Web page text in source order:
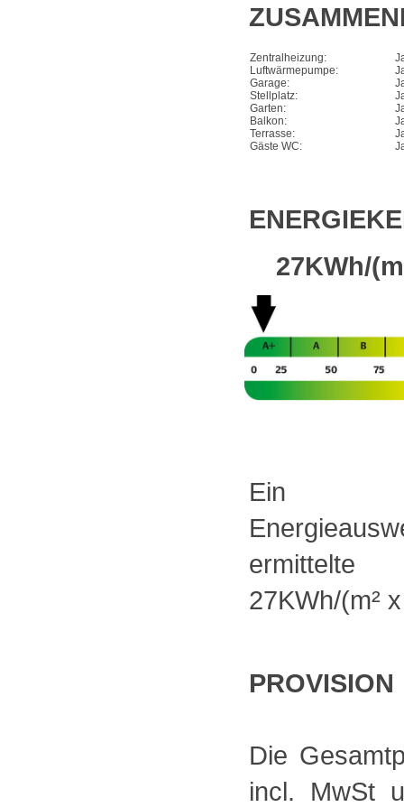
Zentralheizung:
Luftwärmepumpe:
Garage:
Stellplatz:
Garten:
Balkon:
Terrasse:
Gäste WC:
27KWh/
Ein
ermittelte
27KWh/(m²
PROVISION
Die
incl. MwSt